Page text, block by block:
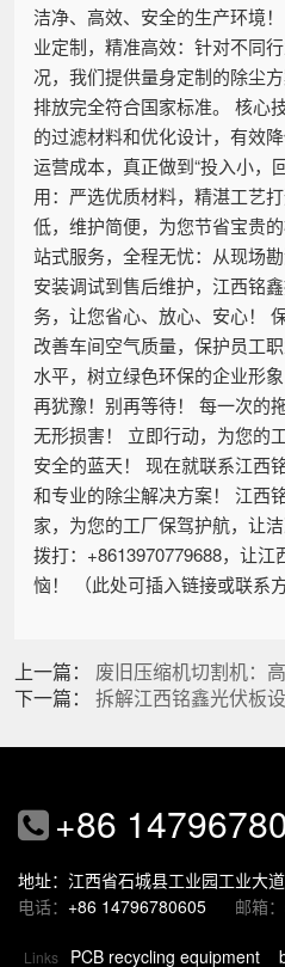
洁净、高效、安全的生产环境
业定制，精准高效：针对不同
况，我们提供量身定制的除尘
排放完全符合国家标准。 核心
的过滤材料和优化设计，有效
运营成本，真正做到“投入小，
用：严选优质材料，精湛工艺
低，维护简便，为您节省宝贵
站式服务，全程无忧：从现场
安装调试到售后维护，江西铭
务，让您省心、放心、安心！
改善车间空气质量，保护员工
水平，树立绿色环保的企业形
再犹豫！别再等待！ 每一次的
无形损害！ 立即行动，为您的
安全的蓝天！ 现在就联系江西
和专业的除尘解决方案！ 江
家，为您的工厂保驾护航，让
拨打：+8613970779688，让
恼！ （此处可插入链接或联系方
上一篇： 废旧压缩机切割机：
下一篇： 拆解江西铭鑫光伏板
+86
地址：江西省石城县工业园工业大
电话： +86 14796780605 邮箱：
Links PCB recycling equipment